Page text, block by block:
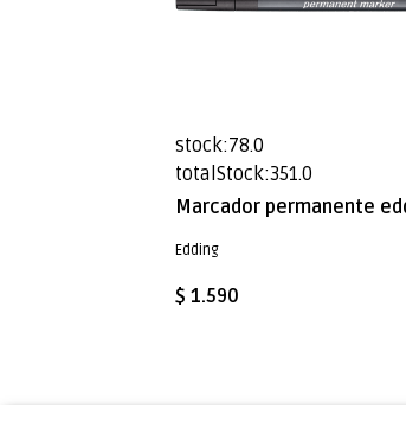
stock:78.0
totalStock:351.0
Edding
$ 1.590